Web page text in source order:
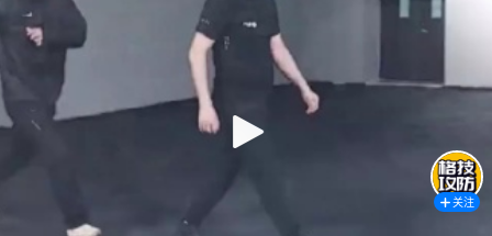
关注